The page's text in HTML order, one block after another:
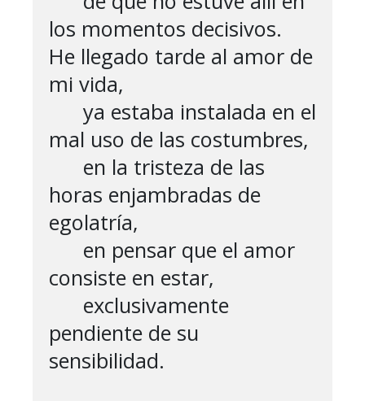
los momentos decisivos.
He llegado tarde al amor de
mi vida,
ya estaba instalada en el
mal uso de las costumbres,
en la tristeza de las
horas enjambradas de
egolatría,
en pensar que el amor
consiste en estar,
exclusivamente
pendiente de su
sensibilidad.